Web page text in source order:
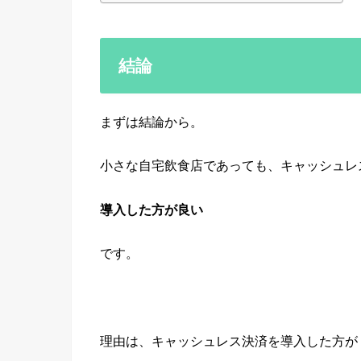
結論
まずは結論から。
小さな自宅飲食店であっても、キャッシュ
導入した方が良い
です。
理由は、キャッシュレス決済を導入した方が